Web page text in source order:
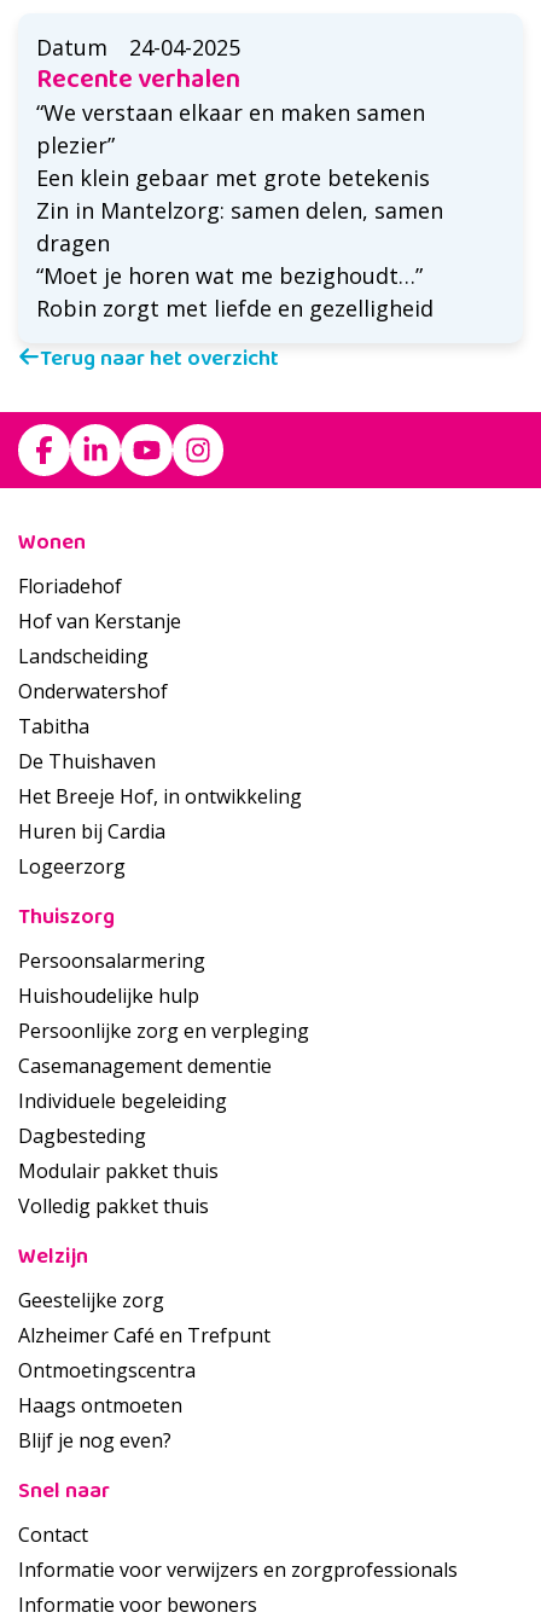
Datum 24-04-2025
Recente verhalen
“We verstaan elkaar en maken samen
plezier”
Een klein gebaar met grote betekenis
Zin in Mantelzorg: samen delen, samen
dragen
“Moet je horen wat me bezighoudt…”
Robin zorgt met liefde en gezelligheid
Terug naar het overzicht
Footer
Wonen
Floriadehof
Hof van Kerstanje
Landscheiding
Onderwatershof
Tabitha
De Thuishaven
Het Breeje Hof, in ontwikkeling
Huren bij Cardia
Logeerzorg
Thuiszorg
Persoonsalarmering
Huishoudelijke hulp
Persoonlijke zorg en verpleging
Casemanagement dementie
Individuele begeleiding
Dagbesteding
Modulair pakket thuis
Volledig pakket thuis
Welzijn
Geestelijke zorg
Alzheimer Café en Trefpunt
Ontmoetingscentra
Haags ontmoeten
Blijf je nog even?
Snel naar
Contact
Informatie voor verwijzers en zorgprofessionals
Informatie voor bewoners